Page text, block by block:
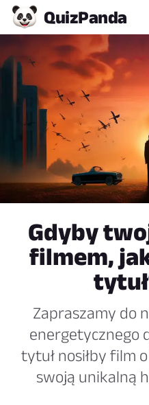
QuizPanda
Gdyby
filmem,
Zapraszamy do
energetycznego
tytuł nosiłby film
swoją unikalną